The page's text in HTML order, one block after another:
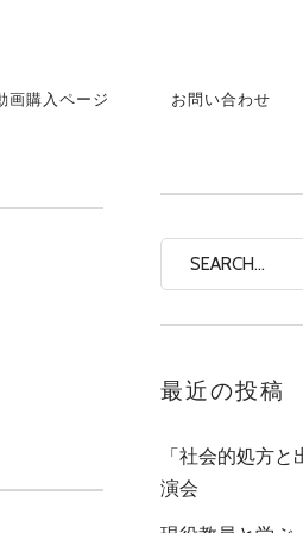
画購入ページ お問い合わせ
最近の投稿
「社会的処方
演会